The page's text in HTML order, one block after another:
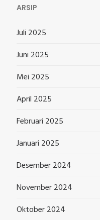
ARSIP
Juli 2025
Juni 2025
Mei 2025
April 2025
Februari 2025
Januari 2025
Desember 2024
November 2024
Oktober 2024